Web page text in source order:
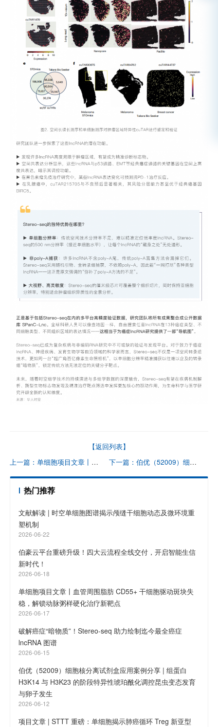
【返回列表】
上一篇：单细胞项目文章丨血管周围脂肪 CD55+ 干细胞驱动斑块失稳，解锁动脉粥样硬化治疗新靶点
下一篇：伯优（52009）细胞核分离试剂盒应用案例分享 | 组蛋白 H3K14 与 H3K23 的阶段特异性琥珀酰化调控昆虫变态发育与卵子发生
热门推荐
文献解读 | 时空单细胞图谱揭示颅缝干细胞动态及微环境重
塑机制
2026-06-22
伯豪云平台重磅升级！四大云流程全线交付，开启智能生信
新时代！
2026-06-18
单细胞项目文章丨血管周围脂肪 CD55+ 干细胞驱动斑块失
稳，解锁动脉粥样硬化治疗新靶点
2026-06-17
破解癌症“暗物质”！Stereo-seq 助力绘制迄今最全癌症
lncRNA 图谱
2026-06-15
伯优（52009）细胞核分离试剂盒应用案例分享 | 组蛋白
H3K14 与 H3K23 的阶段特异性琥珀酰化调控昆虫变态发育
与卵子发生
2026-06-12
项目文章 | STTT 重磅：单细胞揭示肺癌循环 Treg 新亚型